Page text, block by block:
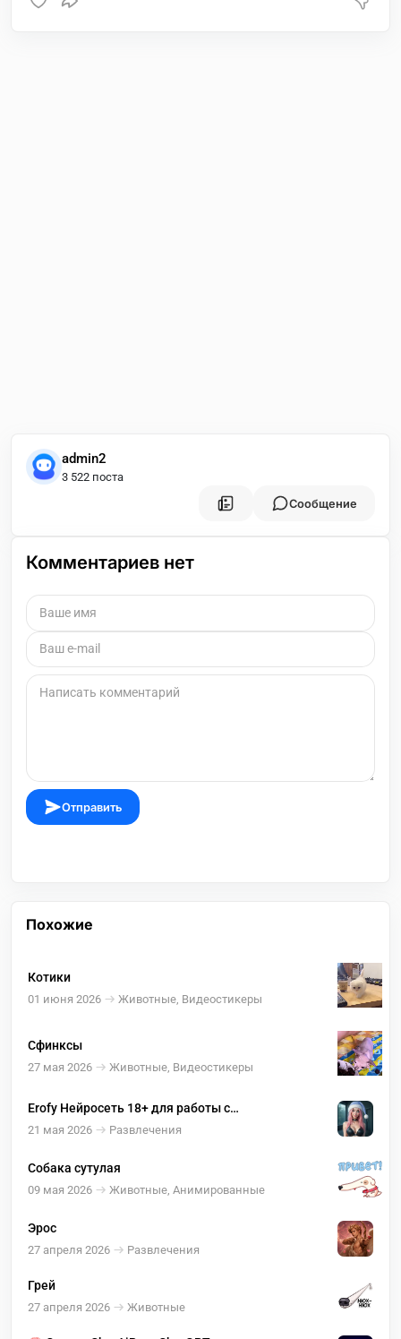
admin2
3 522 поста
Сообщение
Комментариев нет
Отправить
Похожие
Котики
01 июня 2026 Животные, Видеостикеры
Сфинксы
27 мая 2026 Животные, Видеостикеры
Erofy Нейросеть 18+ для работы с
изображениями ( оживление, раздевание )
21 мая 2026 Развлечения
Собака сутулая
09 мая 2026 Животные, Анимированные
Эрос
27 апреля 2026 Развлечения
Грей
27 апреля 2026 Животные